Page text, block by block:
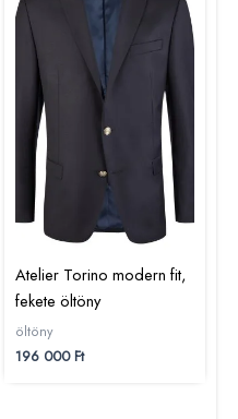
Atelier Torino modern fit,
fekete öltöny
öltöny
196 000Ft